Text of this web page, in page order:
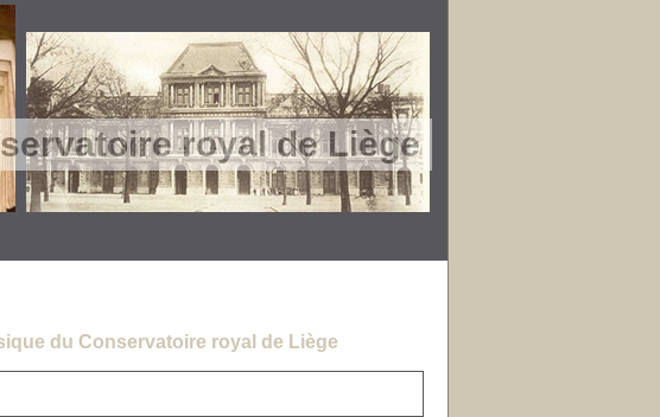
royal de Liège
du Conservatoire royal de Liège